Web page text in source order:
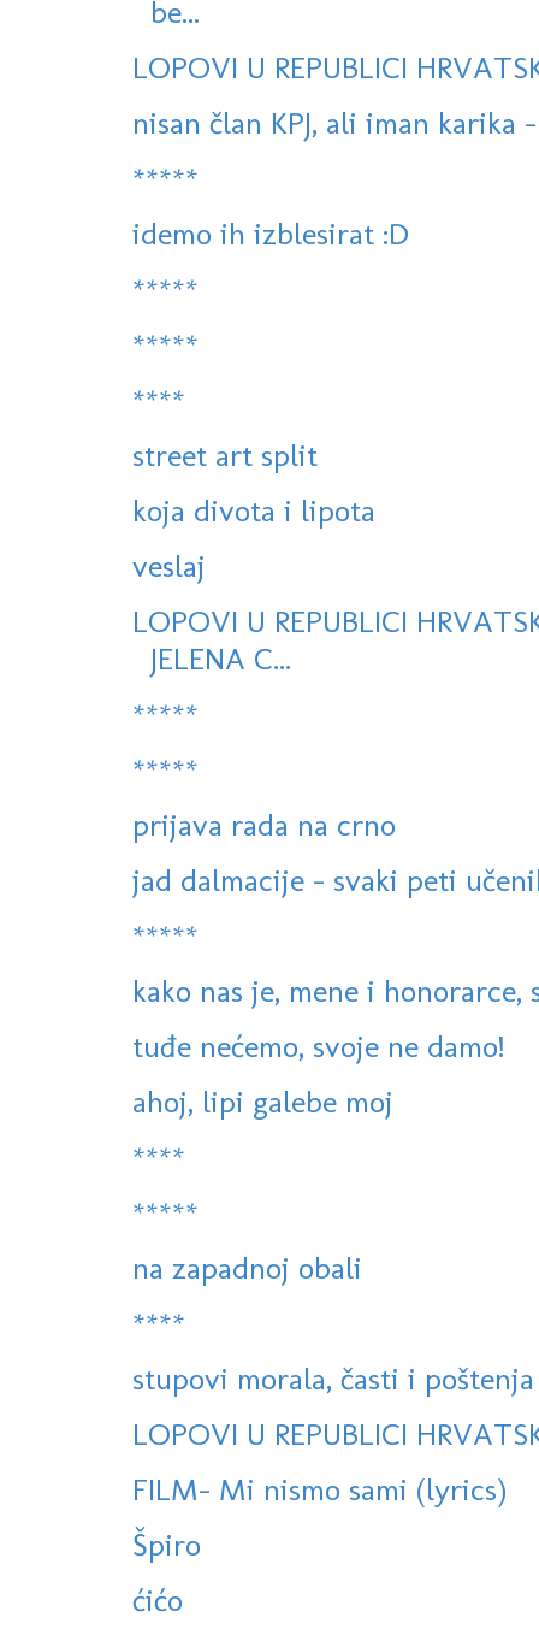
be...
LOPOVI U REPUBLICI
nisan član KPJ, ali iman karika
*****
idemo ih izblesirat :D
*****
*****
****
street art split
koja divota i lipota
veslaj
LOPOVI U REPUBLICI
JELENA C...
*****
*****
prijava rada na crno
jad dalmacije - svaki peti
*****
kako nas je, mene i honorarce,
tuđe nećemo, svoje ne damo!
ahoj, lipi galebe moj
****
*****
na zapadnoj obali
****
stupovi morala, časti i poštenja
LOPOVI U REPUBLICI
FILM- Mi nismo sami (lyrics)
Špiro
ćićo